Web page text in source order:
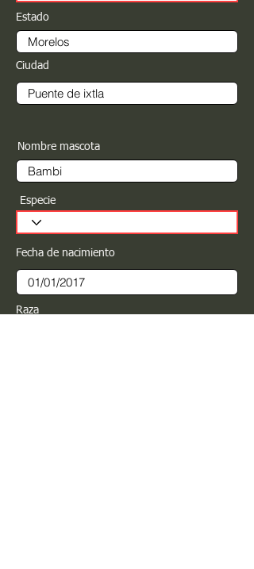
Estado
Ciudad
Nombre mascota
Especie
Fecha de nacimiento
Raza